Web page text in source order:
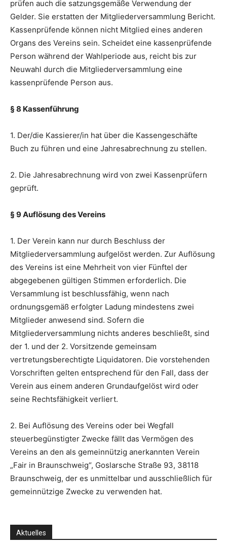
prüfen auch die satzungsgemäße Verwendung der
Gelder. Sie erstatten der Mitgliederversammlung Bericht.
Kassenprüfende können nicht Mitglied eines anderen
Organs des Vereins sein. Scheidet eine kassenprüfende
Person während der Wahlperiode aus, reicht bis zur
Neuwahl durch die Mitgliederversammlung eine
kassenprüfende Person aus.
§ 8 Kassenführung
1. Der/die Kassierer/in hat über die Kassengeschäfte
Buch zu führen und eine Jahresabrechnung zu stellen.
2. Die Jahresabrechnung wird von zwei Kassenprüfern
geprüft.
§ 9 Auflösung des Vereins
1. Der Verein kann nur durch Beschluss der
Mitgliederversammlung aufgelöst werden. Zur Auflösung
des Vereins ist eine Mehrheit von vier Fünftel der
abgegebenen gültigen Stimmen erforderlich. Die
Versammlung ist beschlussfähig, wenn nach
ordnungsgemäß erfolgter Ladung mindestens zwei
Mitglieder anwesend sind. Sofern die
Mitgliederversammlung nichts anderes beschließt, sind
der 1. und der 2. Vorsitzende gemeinsam
vertretungsberechtigte Liquidatoren. Die vorstehenden
Vorschriften gelten entsprechend für den Fall, dass der
Verein aus einem anderen Grundaufgelöst wird oder
seine Rechtsfähigkeit verliert.
2. Bei Auflösung des Vereins oder bei Wegfall
steuerbegünstigter Zwecke fällt das Vermögen des
Vereins an den als gemeinnützig anerkannten Verein
„Fair in Braunschweig“, Goslarsche Straße 93, 38118
Braunschweig, der es unmittelbar und ausschließlich für
gemeinnützige Zwecke zu verwenden hat.
Aktuelles